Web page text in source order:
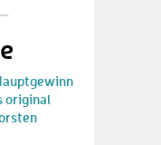
original